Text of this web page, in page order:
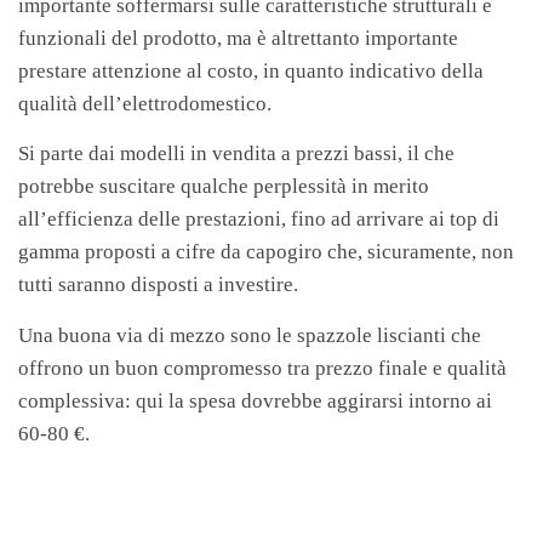
importante soffermarsi sulle caratteristiche strutturali e
funzionali del prodotto, ma è altrettanto importante
prestare attenzione al costo, in quanto indicativo della
qualità dell’elettrodomestico.
Si parte dai modelli in vendita a prezzi bassi, il che
potrebbe suscitare qualche perplessità in merito
all’efficienza delle prestazioni, fino ad arrivare ai top di
gamma proposti a cifre da capogiro che, sicuramente, non
tutti saranno disposti a investire.
Una buona via di mezzo sono le spazzole liscianti che
offrono un buon compromesso tra prezzo finale e qualità
complessiva: qui la spesa dovrebbe aggirarsi intorno ai
60-80 €.